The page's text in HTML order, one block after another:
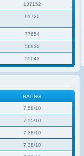
137152
91720
77654
56930
55043
RATING
7.58/10
7.55/10
7.38/10
7.38/10